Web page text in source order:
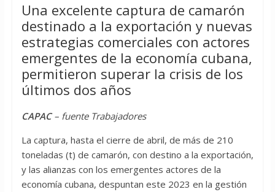
Una excelente captura de camarón
destinado a la exportación y nuevas
estrategias comerciales con actores
emergentes de la economía cubana,
permitieron superar la crisis de los
últimos dos años
CAPAC– fuente Trabajadores
La captura, hasta el cierre de abril, de más de 210
toneladas (t) de camarón, con destino a la exportación,
y las alianzas con los emergentes actores de la
economía cubana, despuntan este 2023 en la gestión